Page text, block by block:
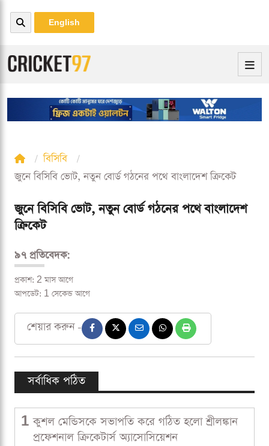
English
বিসিবি
জুনে বিসিবি ভোট, নতুন বোর্ড গঠনের পথে বাংলাদেশ ক্রিকেট
জুনে বিসিবি ভোট, নতুন বোর্ড গঠনের পথে বাংলাদেশ
ক্রিকেট
৯৭ প্রতিবেদক:
প্রকাশ: 2 মাস আগে
আপডেট: 1 সেকেন্ড আগে
শেয়ার করুন -
সর্বাধিক পঠিত
1 কুশল মেন্ডিসকে সভাপতি করে গঠিত হলো শ্রীলঙ্কান
প্রফেশনাল ক্রিকেটার্স অ্যাসোসিয়েশন